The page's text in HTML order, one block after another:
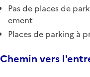
Pas de places de
ement
Places de parking à
Chemin vers